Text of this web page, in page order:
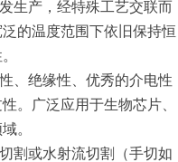
生产 ，经特殊工艺交联而
的温度范围下依旧保持恒
、绝缘性、优秀的介电性
。 广泛应用于生物芯片
。
割或水射流切割
（手切如